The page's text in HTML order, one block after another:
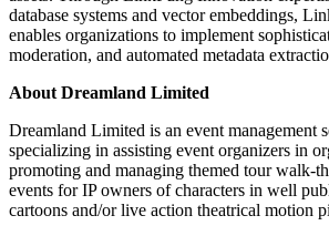
database systems and vector embeddings,
enables organizations to implement
moderation, and automated metadata
About Dreamland Limited
Dreamland Limited is an event management
specializing in assisting event organizers in
promoting and managing themed tour walk-
events for IP owners of characters in well
cartoons and/or live action theatrical motion